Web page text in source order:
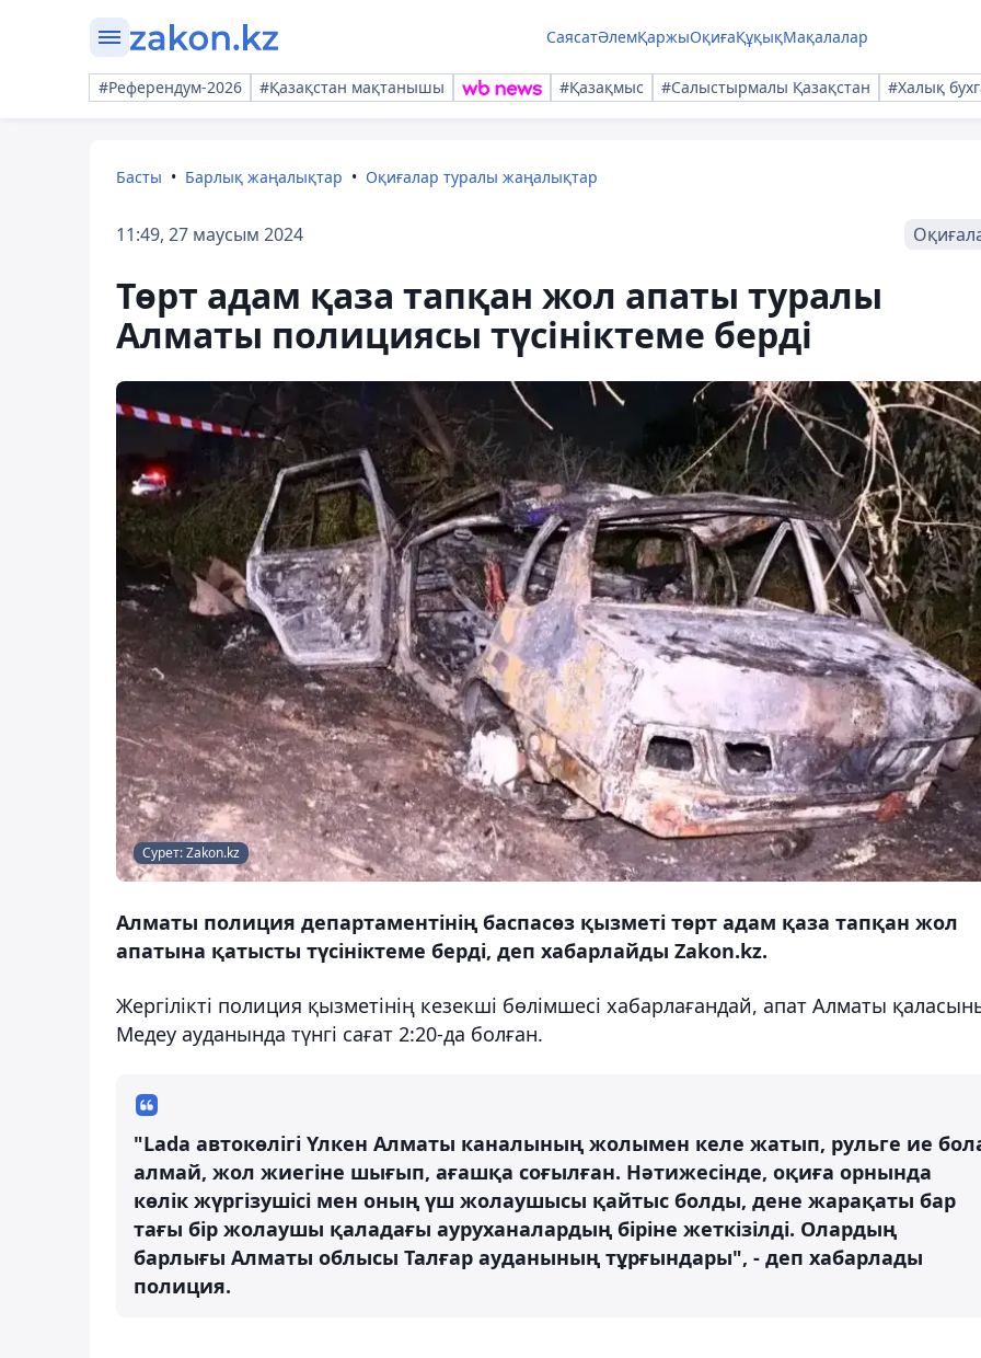
СаясатӘлемҚаржыОқиғаҚұқықМақалалар
#Референдум-2026 #Қазақстан мақтанышы #Қазақмыс #Салыстырмалы Қазақстан #Халық
Басты Барлық жаңалықтар Оқиғалар туралы жаңалықтар
11:49, 27 маусым 2024
Төрт адам қаза тапқан жол апаты туралы
Алматы полициясы түсініктеме берді
Сурет: Zakon.kz
Алматы полиция департаментінің баспасөз қызметі төрт адам қаза тапқан жол
апатына қатысты түсініктеме берді, деп хабарлайды Zakon.kz.
Жергілікті полиция қызметінің кезекші бөлімшесі хабарлағандай, апат Алматы
Медеу ауданында түнгі сағат 2:20-да болған.
"Lada автокөлігі Үлкен Алматы каналының жолымен келе жатып, рульге ие
алмай, жол жиегіне шығып, ағашқа соғылған. Нәтижесінде, оқиға орнында
көлік жүргізушісі мен оның үш жолаушысы қайтыс болды, дене жарақаты бар
тағы бір жолаушы қаладағы ауруханалардың біріне жеткізілді. Олардың
барлығы Алматы облысы Талғар ауданының тұрғындары", - деп хабарлады
полиция.